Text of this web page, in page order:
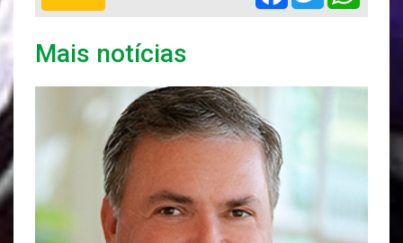
Mais notícias